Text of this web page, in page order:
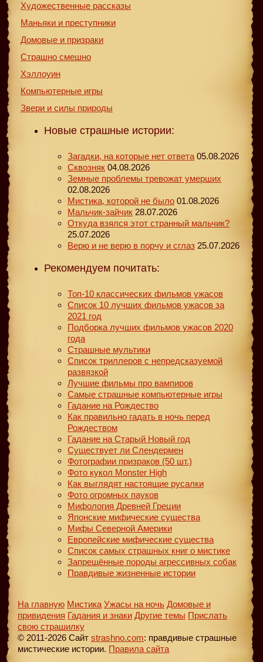
Художественные рассказы
Маньяки и преступники
Домовые и призраки
Страшно смешно
Хэллоуин
Компьютерные игры
Звери и силы природы
Новые страшные истории:
Загадки, на которые нет ответа 05.08.2026
Сквозняк 04.08.2026
Земные проблемы тревожат умерших
02.08.2026
Мистика, которой не было 01.08.2026
Мальчик-зайчик 28.07.2026
Откуда взялся этот странный мальчик?
25.07.2026
Верю и не верю в порчу и сглаз 25.07.2026
Рекомендуем почитать:
Топ-10 классических фильмов ужасов
Список 10 лучших фильмов ужасов за
2021 год
Подборка лучших фильмов ужасов 2020
года
Страшные мультики
Список триллеров с непредсказуемой
развязкой
Лучшие фильмы про вампиров
Самые страшные компьютерные игры
Гадание на Рождество
Как правильно гадать в ночь перед
Рождеством
Гадание на Старый Новый год
Существует ли Слендермен
Фотографии призраков (50 шт.)
Фото кукол Monster High
Как выглядят настоящие русалки
Фото огромных пауков
Мифология Древней Греции
Японские мифические существа
Мифы Северной Америки
Европейские мифические существа
Список самых страшных книг о мистике
Запрещённые породы агрессивных собак
Правдивые жизненные истории
На главную Мистика Ужасы на ночь Домовые и
привидения Гадания и знаки Другие темы Прислать
свою страшилку
© 2011-2026 Сайт strashno.com: правдивые страшные
мистические истории. Правила сайта